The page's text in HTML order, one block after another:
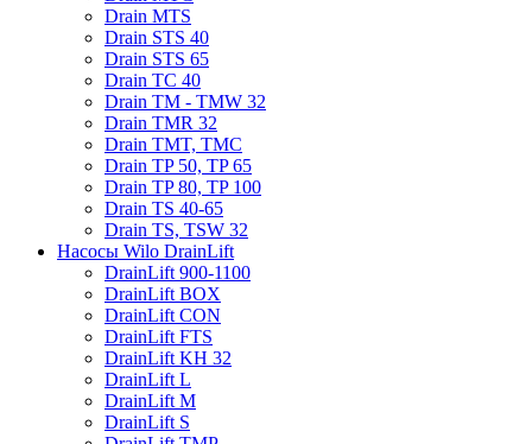
Drain MTS
Drain STS 40
Drain STS 65
Drain TC 40
Drain TM - TMW 32
Drain TMR 32
Drain TMT, TMC
Drain TP 50, TP 65
Drain TP 80, TP 100
Drain TS 40-65
Drain TS, TSW 32
Насосы Wilo DrainLift
DrainLift 900-1100
DrainLift BOX
DrainLift CON
DrainLift FTS
DrainLift KH 32
DrainLift L
DrainLift M
DrainLift S